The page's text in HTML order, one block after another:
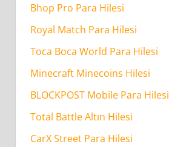
Bhop Pro Para Hilesi
Royal Match Para Hilesi
Toca Boca World Para Hilesi
Minecraft Minecoins Hilesi
BLOCKPOST Mobile Para Hilesi
Total Battle Altın Hilesi
CarX Street Para Hilesi